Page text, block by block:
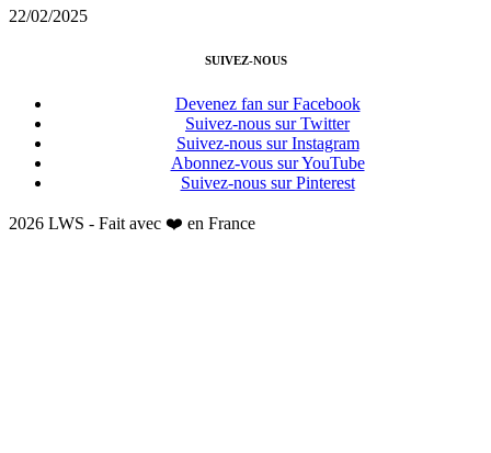
22/02/2025
SUIVEZ-NOUS
Devenez fan sur Facebook
Suivez-nous sur Twitter
Suivez-nous sur Instagram
Abonnez-vous sur YouTube
Suivez-nous sur Pinterest
2026 LWS - Fait avec ❤️ en France